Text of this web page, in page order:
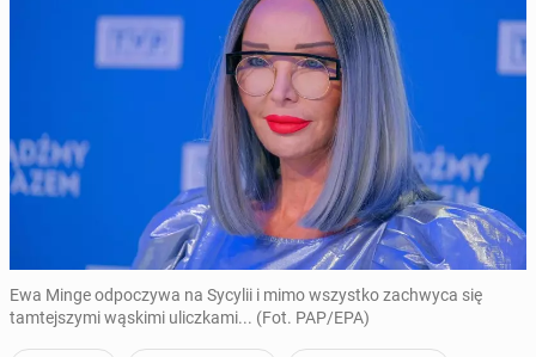
Ewa Minge odpoczywa na Sycylii i mimo wszystko zachwyca się
tamtejszymi wąskimi uliczkami... (Fot. PAP/EPA)